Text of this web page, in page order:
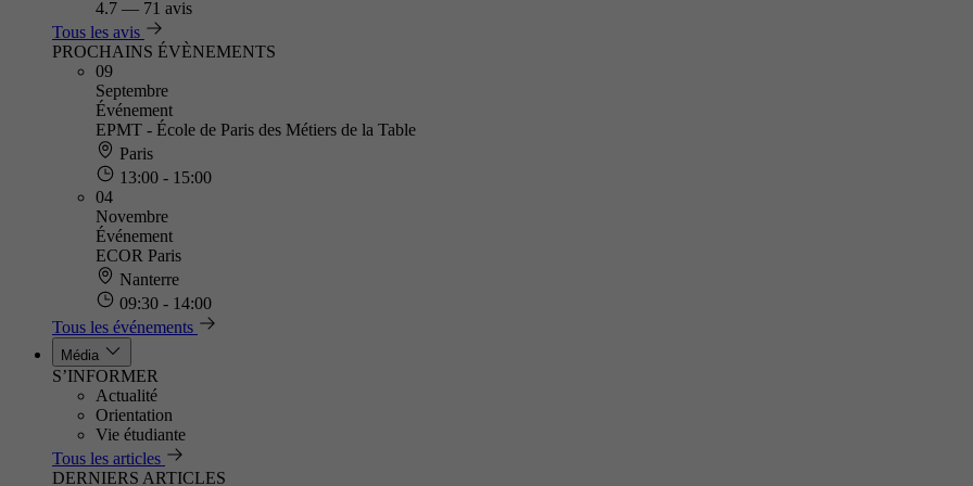
4.7 — 71 avis
Tous les avis
PROCHAINS ÉVÈNEMENTS
09
Septembre
Événement
EPMT - École de Paris des Métiers de la Table
Paris
13:00 - 15:00
04
Novembre
Événement
ECOR Paris
Nanterre
09:30 - 14:00
Tous les événements
Média
S’INFORMER
Actualité
Orientation
Vie étudiante
Tous les articles
DERNIERS ARTICLES